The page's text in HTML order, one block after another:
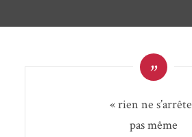
«rien ne s’arrête
pas même